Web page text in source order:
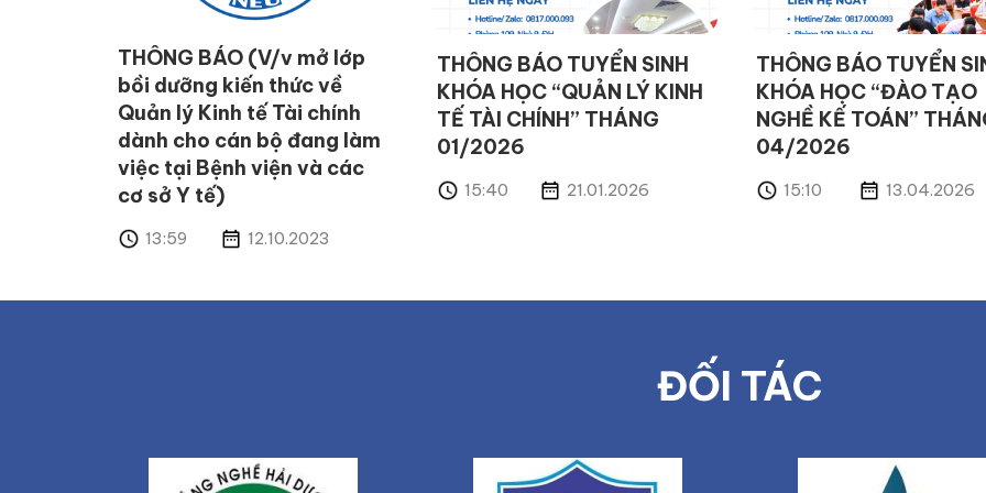
THÔNG BÁO (V/v mở lớp
bồi dưỡng kiến thức về
Quản lý Kinh tế Tài chính
dành cho cán bộ đang làm
việc tại Bệnh viện và các
cơ sở Y tế)
13:59 12.10.2023
THÔNG BÁO TUYỂN SINH
KHÓA HỌC “QUẢN LÝ KINH
TẾ TÀI CHÍNH” THÁNG
01/2026
15:40 21.01.2026
THÔNG BÁO TUYỂN
KHÓA HỌC “ĐÀO TẠO
NGHỀ KẾ TOÁN”
04/2026
15:10 13.04.2026
ĐỐI TÁC